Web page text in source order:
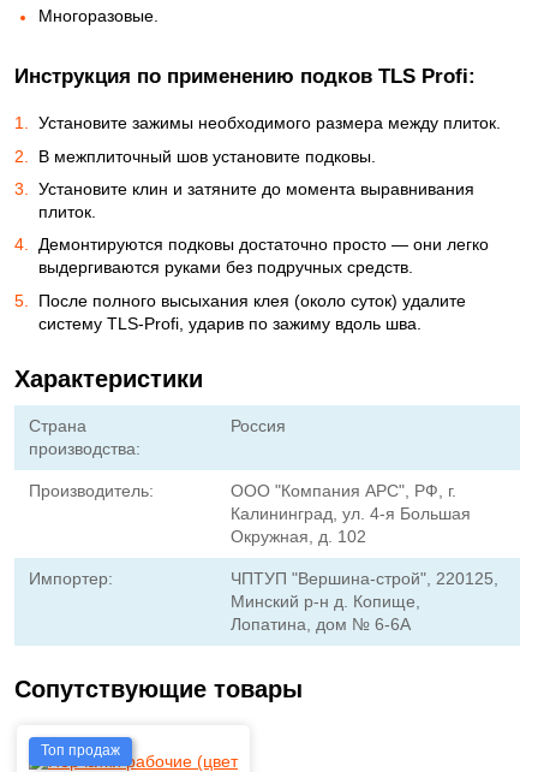
Многоразовые.
Инструкция по применению подков TLS Profi:
Установите зажимы необходимого размера между плиток.
В межплиточный шов установите подковы.
Установите клин и затяните до момента выравнивания
плиток.
Демонтируются подковы достаточно просто — они легко
выдергиваются руками без подручных средств.
После полного высыхания клея (около суток) удалите
систему TLS-Profi, ударив по зажиму вдоль шва.
Характеристики
Страна
производства:
Россия
Производитель:
ООО "Компания АРС", РФ, г.
Калининград, ул. 4-я Большая
Окружная, д. 102
Импортер:
ЧПТУП "Вершина-строй", 220125,
Минский р-н д. Копище,
Лопатина, дом № 6-6А
Сопутствующие товары
Топ продаж